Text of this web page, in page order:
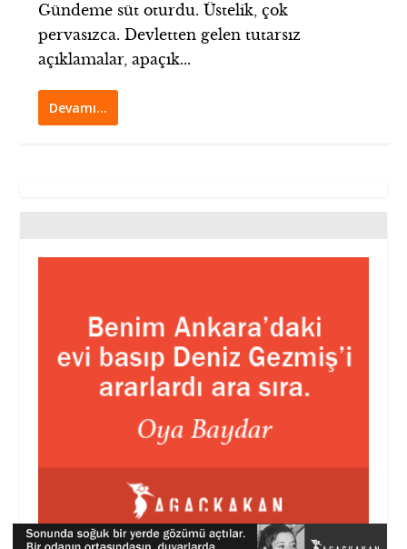
Gündeme süt oturdu. Üstelik, çok
pervasızca. Devletten gelen tutarsız
açıklamalar, apaçık...
Devamı…